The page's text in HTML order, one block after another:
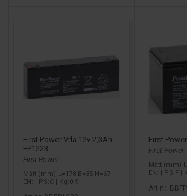
litiumprodukter. Våra litiumbatterier hittar du
När du väljer litium behöver systemet vara
batteriet ska ha rätt
BMS (Battery
är batteriets styr- och
och hjälper till att skydda cellerna och
cellbalansering.
(Slutpoäng: UPS/larm = ofta AGM. Solcell/
First Power Vrla 12v 2,3Ah
FP1223
First Power
Mått (mm) L=178 B=35 H=67 |
EN: | PS:C | Kg:0,9
First
First Power
Mått (mm)
EN: | PS:F |
Art nr.